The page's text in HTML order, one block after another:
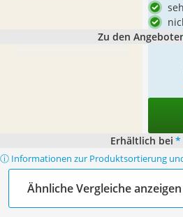
Zu den
Erhältlich bei *
ⓘ Informationen zur Produktsortierung
Ähnliche Vergleiche anzeigen